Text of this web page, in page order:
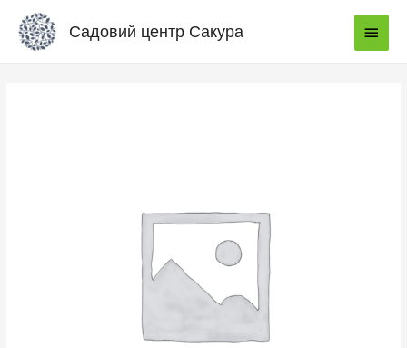
Садовий центр Сакура